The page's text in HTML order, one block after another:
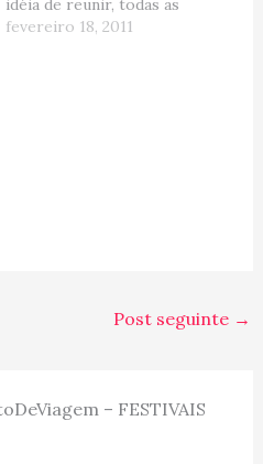
idéia de reunir, todas as
SEXTA-FEIRAS, os
fevereiro 18, 2011
Post seguinte →
– FESTIVAIS